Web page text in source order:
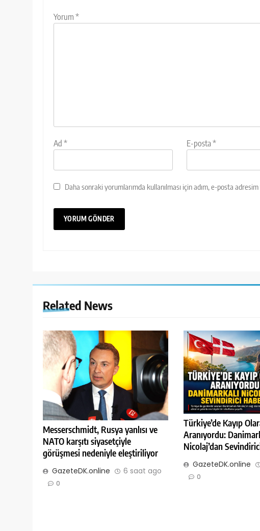
Yorum *
Ad * E-posta*
Daha sonraki yorumlarımda kullanılması için adım, e-posta
Related News
Messerschmidt, Rusya yanlısı ve
NATO karşıtı siyasetçiyle
görüşmesi nedeniyle eleştiriliyor
GazeteDK.online 6 saat ago
0
Türkiye’de Kayıp
Aranıyordu:
Nicolaj’dan
GazeteDK.online
0